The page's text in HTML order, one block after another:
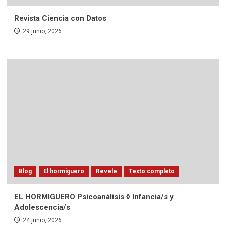
Revista Ciencia con Datos
29 junio, 2026
Blog El hormiguero Revele Texto completo
EL HORMIGUERO Psicoanálisis ◊ Infancia/s y
Adolescencia/s
24 junio, 2026